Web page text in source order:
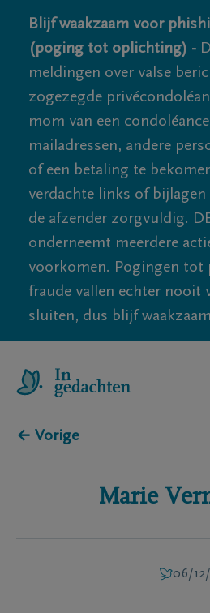
Blijf waakzaam voor
(poging tot oplichting) -
meldingen over valse
zogezegde
mom van een
mailadressen, andere
of een betaling te
verdachte links of
de afzender zorgvuldig.
onderneemt meerdere
voorkomen. Pogingen tot
fraude vallen echter nooit
sluiten, dus blijf
← Vorige
Marie
06/